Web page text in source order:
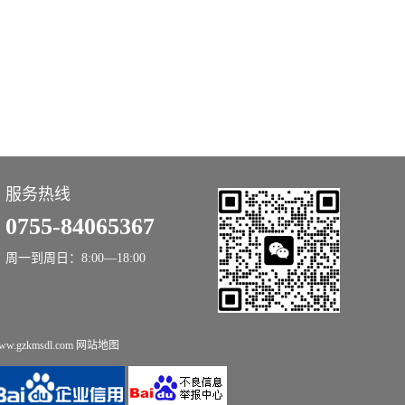
服务热线
0755-84065367
周一到周日：8:00—18:00
网站地图